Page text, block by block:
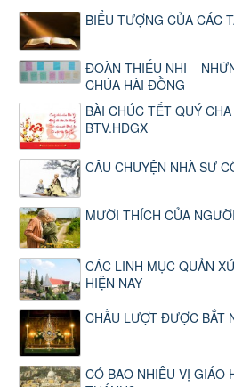
BIỂU TƯỢNG CỦA CÁC
ĐOÀN THIẾU NHI –
CHÚA HÀI ĐỒNG
BÀI CHÚC TẾT QUÝ
BTV.HĐGX
CÂU CHUYỆN NHÀ SƯ
MƯỜI THÍCH CỦA
CÁC LINH MỤC QUẢN
HIỆN NAY
CHẦU LƯỢT ĐƯỢC BẮT
CÓ BAO NHIÊU VỊ GIÁO